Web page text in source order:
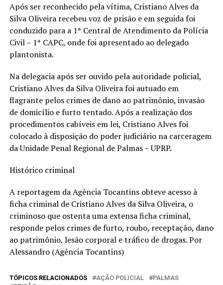
Após ser reconhecido pela vítima, Cristiano Alves da
Silva Oliveira recebeu voz de prisão e em seguida foi
conduzido para a 1ª Central de Atendimento da Polícia
Civil – 1ª CAPC, onde foi apresentado ao delegado
plantonista.
Na delegacia após ser ouvido pela autoridade policial,
Cristiano Alves da Silva Oliveira foi autuado em
flagrante pelos crimes de dano ao patrimônio, invasão
de domicílio e furto tentado. Após a realização dos
procedimentos cabíveis em lei, Cristiano Alves foi
colocado à disposição do poder judiciário na carceragem
da Unidade Penal Regional de Palmas – UPRP.
Histórico criminal
A reportagem da Agência Tocantins obteve acesso à
ficha criminal de Cristiano Alves da Silva Oliveira, o
criminoso que ostenta uma extensa ficha criminal,
responde pelos crimes de furto, roubo, receptação, dano
ao patrimônio, lesão corporal e tráfico de drogas. Por
Alessandro (Agência Tocantins)
TÓPICOS RELACIONADOS AÇÃO POLICIAL
PALMAS